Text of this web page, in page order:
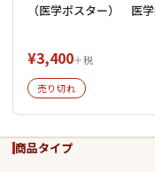
（医学ポスター） 医
¥3,400＋税
売り切れ
商品タイプ